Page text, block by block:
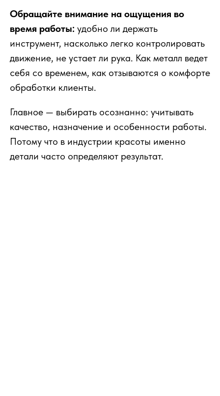
Обращайте внимание на ощущения во
время работы: удобно ли держать
инструмент, насколько легко контролировать
движение, не устает ли рука. Как металл ведет
себя со временем, как отзываются о комфорте
обработки клиенты.
Главное — выбирать осознанно: учитывать
качество, назначение и особенности работы.
Потому что в индустрии красоты именно
детали часто определяют результат.